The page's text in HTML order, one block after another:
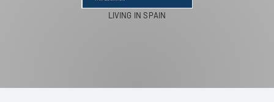
PASEOS EN CAMELLO